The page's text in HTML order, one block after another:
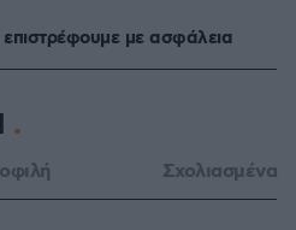
με ασφάλεια
Σχολιασμένα